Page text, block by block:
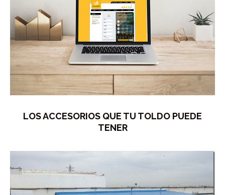
LOS ACCESORIOS QUE TU TOLDO PUEDE
TENER